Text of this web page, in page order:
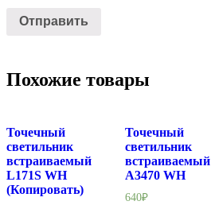
Похожие товары
Точечный
светильник
встраиваемый
L171S WH
(Копировать)
Точечный
светильник
встраиваемый
A3470 WH
640₽